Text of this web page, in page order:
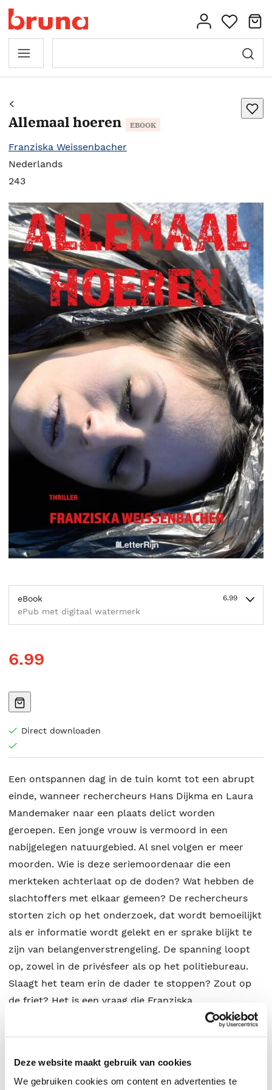
Deze website maakt gebruik van cookies
We gebruiken cookies om content en advertenties te
Allemaal hoeren EBOOK
Franziska Weissenbacher
Nederlands
243
eBook 6.99
ePub met digitaal watermerk
6.99
Direct downloaden
Een ontspannen dag in de tuin komt tot een abrupt
einde, wanneer rechercheurs Hans Dijkma en Laura
Mandemaker naar een plaats delict worden
geroepen. Een jonge vrouw is vermoord in een
nabijgelegen natuurgebied. Al snel volgen er meer
moorden. Wie is deze seriemoordenaar die een
merkteken achterlaat op de doden? Wat hebben de
slachtoffers met elkaar gemeen? De rechercheurs
storten zich op het onderzoek, dat wordt bemoeilijkt
als er informatie wordt gelekt en er sprake blijkt te
zijn van belangenverstrengeling. De spanning loopt
op, zowel in de privésfeer als op het politiebureau.
Slaagt het team erin de dader te stoppen? Zout op
de friet? Het is een vraag die Franziska
Weissenbacher al honderden keren heeft gesteld. Ze
is allround medewerkster in een
misdaadverhalen. Ze is getrouwd, moeder van twee
dochters en vier zonen en oma van een groeiend